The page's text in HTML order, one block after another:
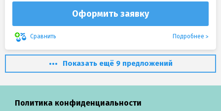
Оформить заявку
Сравнить Подробнее
Показать ещё 9 предложений
Политика конфиденциальности